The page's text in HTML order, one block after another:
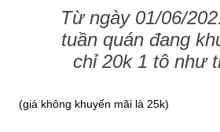
Từ ngày 01/06/
tuần quán đang
chỉ 20k 1 tô như
(giá không khuyến mãi là 25k)